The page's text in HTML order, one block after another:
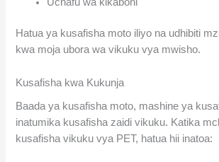
Hatua ya kusafisha moto iliyo na udhibiti
kwa moja ubora wa vikuku vya mwisho.
Kusafisha kwa Kukunja
Baada ya kusafisha moto, mashine ya
inatumika kusafisha zaidi vikuku. Katika
kusafisha vikuku vya PET, hatua hii inatoa: